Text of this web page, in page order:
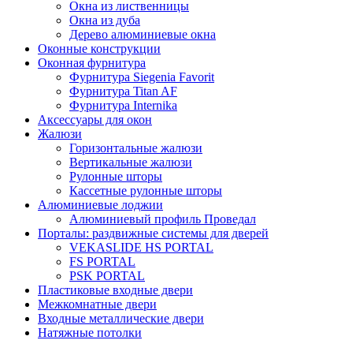
Окна из лиственницы
Окна из дуба
Дерево алюминиевые окна
Оконные конструкции
Оконная фурнитура
Фурнитура Siegenia Favorit
Фурнитура Titan AF
Фурнитура Internika
Аксессуары для окон
Жалюзи
Горизонтальные жалюзи
Вертикальные жалюзи
Рулонные шторы
Кассетные рулонные шторы
Алюминиевые лоджии
Алюминиевый профиль Проведал
Порталы: раздвижные системы для дверей
VEKASLIDE HS PORTAL
FS PORTAL
PSK PORTAL
Пластиковые входные двери
Межкомнатные двери
Входные металлические двери
Натяжные потолки